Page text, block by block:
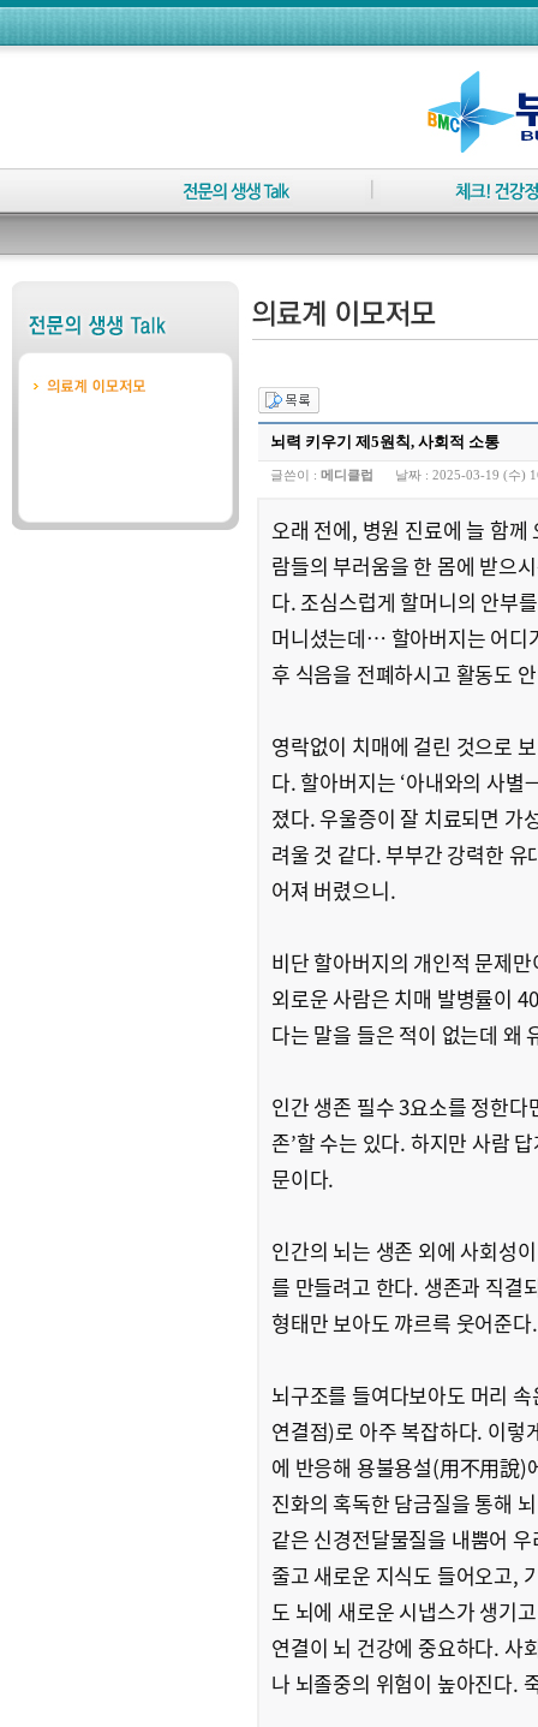
뇌력 키우기 제5원칙, 사회적 소통
글쓴이 : 메디클럽 날짜 : 2025-03-19 (수)
오래 전에, 병원 진료에 늘 함
람들의 부러움을 한 몸에 받으
다. 조심스럽게 할머니의 안부
머니셨는데… 할아버지는 어디
후 식음을 전폐하시고 활동도
영락없이 치매에 걸린 것으로
다. 할아버지는 ‘아내와의 사
졌다. 우울증이 잘 치료되면 가
려울 것 같다. 부부간 강력한
어져 버렸으니.
비단 할아버지의 개인적 문제
외로운 사람은 치매 발병률이
다는 말을 들은 적이 없는데 왜
인간 생존 필수 3요소를 정한
존’할 수는 있다. 하지만 사람
문이다.
인간의 뇌는 생존 외에 사회성
를 만들려고 한다. 생존과 직결
형태만 보아도 꺄르륵 웃어준
뇌구조를 들여다보아도 머리
연결점)로 아주 복잡하다. 이렇
에 반응해 용불용설(用不用說)
진화의 혹독한 담금질을 통해
같은 신경전달물질을 내뿜어
줄고 새로운 지식도 들어오고,
도 뇌에 새로운 시냅스가 생기
연결이 뇌 건강에 중요하다. 사
나 뇌졸중의 위험이 높아진다.